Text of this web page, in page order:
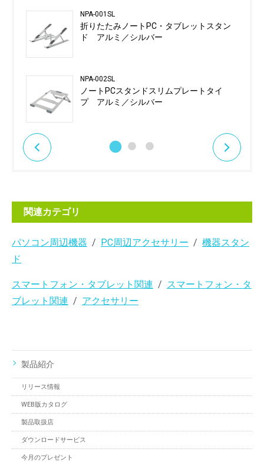
NPA-001SL
折りたたみノートPC・タブレットスタン
ド アルミ／シルバー
NPA-002SL
ノートPCスタンドスリムプレートタイ
プ アルミ／シルバー
関連カテゴリ
パソコン周辺機器 PC周辺アクセサリー
機器スタン
ド
スマートフォン・タブレット関連
スマートフォン・タ
ブレット関連
アクセサリー
製品紹介
リリース情報
WEB版カタログ
製品取扱店
ダウンロードサービス
今月のプレゼント